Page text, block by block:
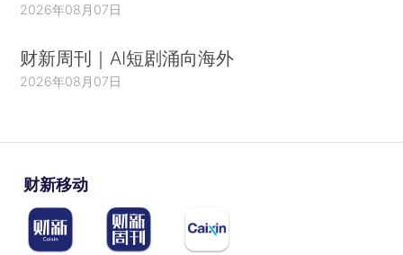
2026年08月07日
财新周刊｜AI短剧涌向海外
2026年08月07日
财新移动